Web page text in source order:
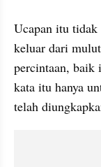
Ucapan itu tidak
keluar dari
percintaan, baik
kata itu hanya
telah